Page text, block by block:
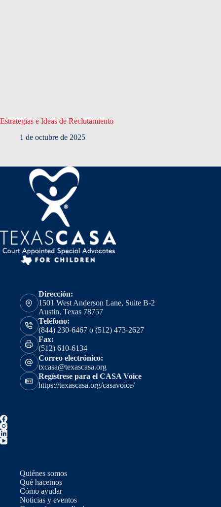
Estrategias e Ideas de Reclutamiento
1 de octubre de 2025
Dirección:
1501 West Anderson Lane, Suite B-2
Austin, Texas 78757
Teléfono:
(844) 230-6467 o (512) 473-2627
Fax:
(512) 610-6134
Correo electrónico:
txcasa@texascasa.org
Regístrese para el CASA Voice
https://texascasa.org/casavoice/
Quiénes somos
Qué hacemos
Cómo ayudar
Noticias y eventos